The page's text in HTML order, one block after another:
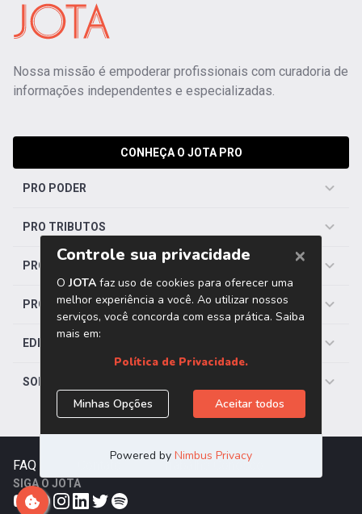
Nossa missão é empoderar profissionais com curadoria de
informações independentes e especializadas.
CONHEÇA O JOTA PRO
PRO PODER
PRO TRIBUTOS
PRO TRABALHISTA
PRO SAÚDE
EDITORIAS
SOBRE O JOTA
FAQ Trabalhe Conosco
SIGA O JOTA